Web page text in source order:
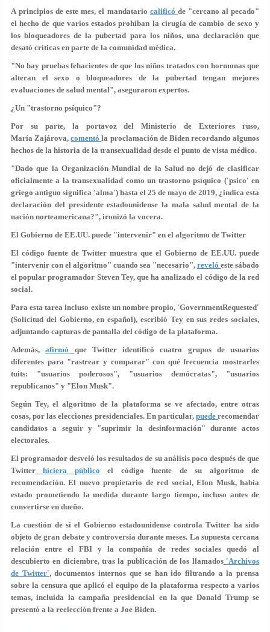
A principios de este mes, el mandatario calificó de "cercano al pecado"
el hecho de que varios estados prohíban la cirugía de cambio de sexo y
los bloqueadores de la pubertad para los niños, una declaración que
desató críticas en parte de la comunidad médica.
"No hay pruebas fehacientes de que los niños tratados con hormonas que
alteran el sexo o bloqueadores de la pubertad tengan mejores
evaluaciones de salud mental", aseguraron expertos.
¿Un "trastorno psíquico"?
Por su parte, la portavoz del Ministerio de Exteriores ruso,
María Zajárova,comentó la proclamación de Biden recordando algunos
hechos de la historia de la transexualidad desde el punto de vista médico.
"Dado que la Organización Mundial de la Salud no dejó de clasificar
oficialmente a la transexualidad como un trastorno psíquico ('psico' en
griego antiguo significa 'alma') hasta el 25 de mayo de 2019, ¿indica esta
declaración del presidente estadounidense la mala salud mental de la
nación norteamericana?", ironizó la vocera.
El Gobierno de EE.UU. puede "intervenir" en el algoritmo de Twitter
El código fuente de Twitter muestra que el Gobierno de EE.UU. puede
"intervenir con el algoritmo" cuando sea "necesario", reveló este sábado
el popular programador Steven Tey, que ha analizado el código de la red
social.
Para esta tarea incluso existe un nombre propio, 'GovernmentRequested'
(Solicitud del Gobierno, en español), escribió Tey en sus redes sociales,
adjuntando capturas de pantalla del código de la plataforma.
Además,afirmó que Twitter identificócuatro grupos de usuarios
diferentes para "rastrear y comparar" con qué frecuencia mostrarles
tuits: "usuarios poderosos", "usuarios demócratas", "usuarios
republicanos" y "Elon Musk".
Según Tey, el algoritmo de la plataforma se ve afectado, entre otras
cosas, por las elecciones presidenciales. En particular, puede recomendar
candidatos a seguir y "suprimir la desinformación" durante actos
electorales.
El programador desveló los resultados de su análisis poco después de que
Twitter
hiciera público el código fuente de su algoritmo de
recomendación. El nuevo propietario de red social, Elon Musk, había
estado prometiendo la medida durante largo tiempo, incluso antes de
convertirse en dueño.
La cuestión de si el Gobierno estadounidense controla Twitter ha sido
objeto de gran debate y controversia durante meses. La supuesta cercana
relación entre el FBI y la compañía de redes sociales quedó al
descubierto en diciembre, tras la publicación de los llamados 'Archivos
de Twitter',documentos internos que se han ido filtrando a la prensa
sobre la censura que aplicó el equipo de la plataforma respecto a varios
temas, incluida la campaña presidencial en la que Donald Trump se
presentó a la reelección frente a Joe Biden.